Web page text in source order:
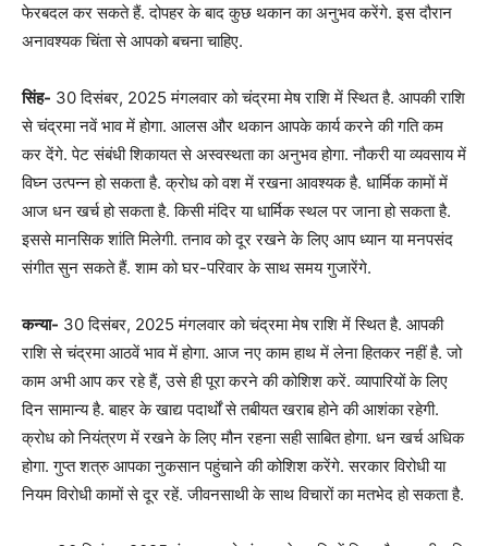
फेरबदल कर सकते हैं. दोपहर के बाद कुछ थकान का अनुभव करेंगे. इस दौरान
अनावश्यक चिंता से आपको बचना चाहिए.
सिंह- 30 दिसंबर, 2025 मंगलवार को चंद्रमा मेष राशि में स्थित है. आपकी राशि
से चंद्रमा नवें भाव में होगा. आलस और थकान आपके कार्य करने की गति कम
कर देंगे. पेट संबंधी शिकायत से अस्वस्थता का अनुभव होगा. नौकरी या व्यवसाय में
विघ्न उत्पन्न हो सकता है. क्रोध को वश में रखना आवश्यक है. धार्मिक कामों में
आज धन खर्च हो सकता है. किसी मंदिर या धार्मिक स्थल पर जाना हो सकता है.
इससे मानसिक शांति मिलेगी. तनाव को दूर रखने के लिए आप ध्यान या मनपसंद
संगीत सुन सकते हैं. शाम को घर-परिवार के साथ समय गुजारेंगे.
कन्या- 30 दिसंबर, 2025 मंगलवार को चंद्रमा मेष राशि में स्थित है. आपकी
राशि से चंद्रमा आठवें भाव में होगा. आज नए काम हाथ में लेना हितकर नहीं है. जो
काम अभी आप कर रहे हैं, उसे ही पूरा करने की कोशिश करें. व्यापारियों के लिए
दिन सामान्य है. बाहर के खाद्य पदार्थों से तबीयत खराब होने की आशंका रहेगी.
क्रोध को नियंत्रण में रखने के लिए मौन रहना सही साबित होगा. धन खर्च अधिक
होगा. गुप्त शत्रु आपका नुकसान पहुंचाने की कोशिश करेंगे. सरकार विरोधी या
नियम विरोधी कामों से दूर रहें. जीवनसाथी के साथ विचारों का मतभेद हो सकता है.